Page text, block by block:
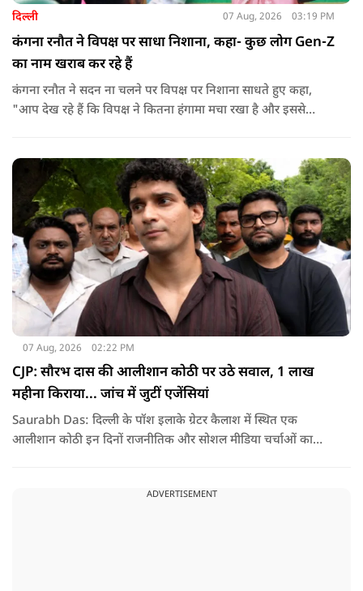
दिल्ली 07 Aug, 2026 03:19 PM
कंगना रनौत ने विपक्ष पर साधा निशाना, कहा- कुछ लोग Gen-Z
का नाम खराब कर रहे हैं
कंगना रनौत ने सदन ना चलने पर विपक्ष पर निशाना साधते हुए कहा,
"आप देख रहे हैं कि विपक्ष ने कितना हंगामा मचा रखा है और इससे
देश के सामने साफ हो रही है. और जब हारते हैं, तो रोना रोते हैं."
07 Aug, 2026 02:22 PM
CJP: सौरभ दास की आलीशान कोठी पर उठे सवाल, 1 लाख
महीना किराया... जांच में जुटीं एजेंसियां
Saurabh Das: दिल्ली के पॉश इलाके ग्रेटर कैलाश में स्थित एक
आलीशान कोठी इन दिनों राजनीतिक और सोशल मीडिया चर्चाओं का
ADVERTISEMENT